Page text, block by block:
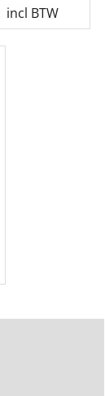
incl BTW